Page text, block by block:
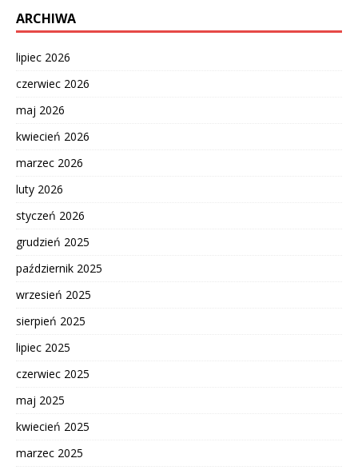
ARCHIWA
lipiec 2026
czerwiec 2026
maj 2026
kwiecień 2026
marzec 2026
luty 2026
styczeń 2026
grudzień 2025
październik 2025
wrzesień 2025
sierpień 2025
lipiec 2025
czerwiec 2025
maj 2025
kwiecień 2025
marzec 2025